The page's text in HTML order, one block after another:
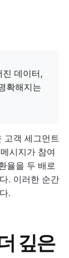
데이터,
확해지는
고객 세그먼트
시지가 참여
율을 두 배로
. 이러한 순간
.
깊은